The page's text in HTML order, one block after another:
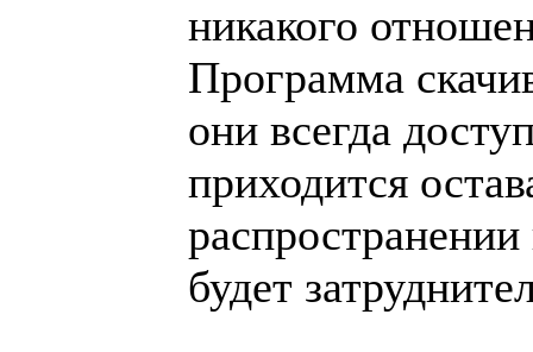
никакого
Программа
они всегда
приходится
будет